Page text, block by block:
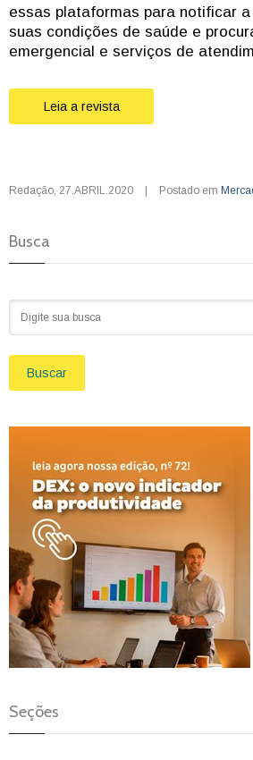
essas plataformas para notificar
suas condições de saúde e
emergencial e serviços de
Leia a revista
Redação 27.ABRIL.2020 | Postado em
Busca
Buscar
Seções